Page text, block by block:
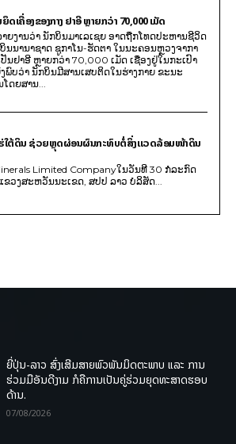
ເຄື່ອງຂອງກາງ ຢາອີ ຫຼາຍກວ່າ 70,000 ເມັດ
ຍງານວ່າ ນັກບິນມາເລເຊຍ ອາດຖືກໂທດປະຫານຊີວິດ
ນານາຊາດ ຊູກາໂນ-ຮັດຕາ ໃນນະຄອນຫຼວງຈາກາ
ປັນຢາອີ ຫຼາຍກວ່າ 70,000 ເມັດ ເຊື່ອງຢູ່ໃນກະເປົາ
ພົບວ່າ ນັກບິນມີສານເສບຕິດໃນຮ່າງກາຍ ຂະນະ
ຍສານ...
ໃຕ້ດິນ ຊ່ວຍຫຼຸດຜ່ອນຜົນກະທົບຕໍ່ສິ່ງແວດລ້ອມໜ້າດິນ
Limited Companyໃນວັນທີ 30 ກໍລະກົດ
ວງສະຫວັນນະເຂດ, ສປປ ລາວ ບໍລິສັດ...
ຍີ່ປຸ່ນ-ລາວ ສົ່ງເສີມສາຍພົວພັນມິດຕະພາບ ແລະ ການ
ຮ່ວມມືອັນດີງາມ ກໍຄືການເປັນຄູ່ຮ່ວມຍຸດທະສາດຮອບ
ດ້ານ.
07/08/2026